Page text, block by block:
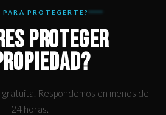
PARA PROTEGERTE?
PROTEGER
gratuita. Respondemos en menos de
24 horas.